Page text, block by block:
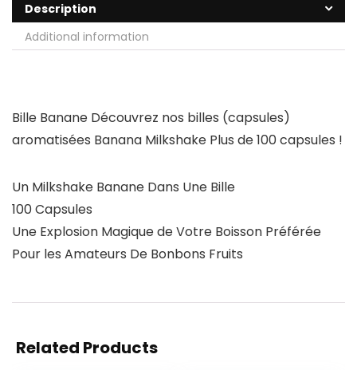
Description
Additional information
Bille Banane Découvrez nos billes (capsules)
aromatisées Banana Milkshake Plus de 100 capsules !
Un Milkshake Banane Dans Une Bille
100 Capsules
Une Explosion Magique de Votre Boisson Préférée
Pour les Amateurs De Bonbons Fruits
Related Products